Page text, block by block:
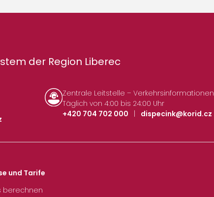
der Region Liberec
Zentrale Leitstelle – Verkehrsinformationen
Täglich von 4:00 bis 24:00 Uhr
+420 704 702 000
dispecink@korid.cz
und Tarife
berechnen